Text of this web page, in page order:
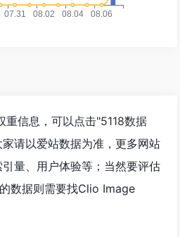
重信息，可以点击"5118数据
请以爱站数据为准，更多网站
量、用户体验等；当然要评估
数据则需要找Clio Image